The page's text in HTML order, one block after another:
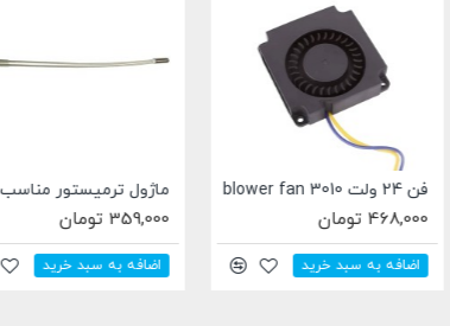
359,000 تومان
اضافه به سبد خرید
590,000 تومان
اضافه به سبد خرید